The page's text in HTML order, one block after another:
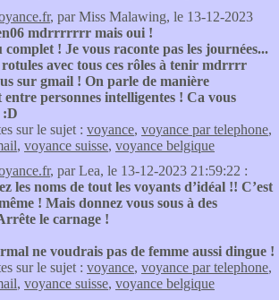
, par Miss Malawing, le 13-12-2023
mdrrrrrrr mais oui !
! Je vous raconte pas les journées...
avec tous ces rôles à tenir mdrrrr
sur gmail ! On parle de manière
personnes intelligentes ! Ca vous
:D
sur le sujet : voyance, voyance par telephone,
, voyance suisse, voyance belgique
, par Lea, le 13-12-2023 21:59:22 :
les noms de tout les voyants d’idéal !! C’est
! Mais donnez vous sous à des
le carnage !
ne voudrais pas de femme aussi dingue !
sur le sujet : voyance, voyance par telephone,
, voyance suisse, voyance belgique